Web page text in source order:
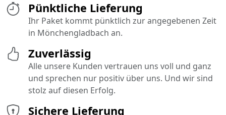
Pünktliche Lieferung
Ihr Paket kommt pünktlich zur angegebenen Zeit
in Mönchengladbach an.
Sichere Lieferung
Zuverlässig
Alle unsere Kunden vertrauen uns voll und ganz
und sprechen nur positiv über uns. Und wir sind
stolz auf diesen Erfolg.